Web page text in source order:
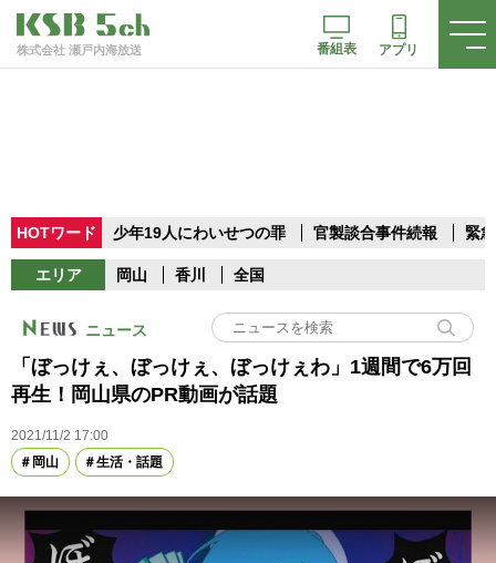
株式会社 瀬戸内海放送 番組表 アプリ
HOTワード 少年19人にわいせつの罪 官製談合事件続報 緊
エリア 岡山 香川 全国
ニュース
「ぼっけぇ、ぼっけぇ、ぼっけぇわ」1週間で6万回
再生！岡山県のPR動画が話題
2021/11/2 17:00
岡山
生活・話題